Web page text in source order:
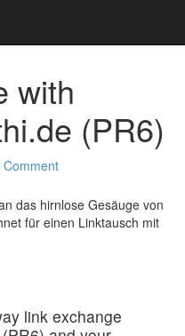
with
(PR6)
Comment
das hirnlose Gesäuge von
für einen Linktausch mit
link exchange